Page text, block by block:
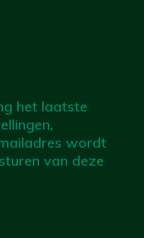
het laatste
wordt
van deze